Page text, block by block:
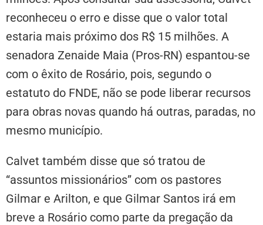
reconheceu o erro e disse que o valor total
estaria mais próximo dos R$ 15 milhões. A
senadora Zenaide Maia (Pros-RN) espantou-se
com o êxito de Rosário, pois, segundo o
estatuto do FNDE, não se pode liberar recursos
para obras novas quando há outras, paradas, no
mesmo município.
Calvet também disse que só tratou de
“assuntos missionários” com os pastores
Gilmar e Arilton, e que Gilmar Santos irá em
breve a Rosário como parte da pregação da